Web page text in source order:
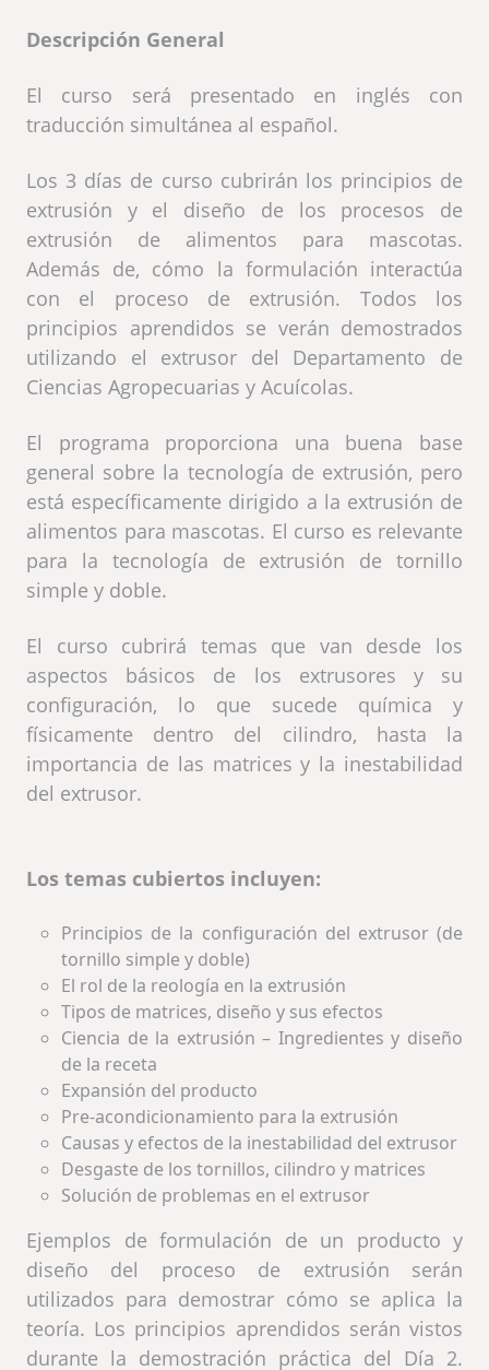
Descripción General
El curso será presentado en inglés con
traducción simultánea al español.
Los 3 días de curso cubrirán los principios de
extrusión y el diseño de los procesos de
extrusión de alimentos para mascotas.
Además de, cómo la formulación interactúa
con el proceso de extrusión. Todos los
principios aprendidos se verán demostrados
utilizando el extrusor del Departamento de
Ciencias Agropecuarias y Acuícolas.
El programa proporciona una buena base
general sobre la tecnología de extrusión, pero
está específicamente dirigido a la extrusión de
alimentos para mascotas. El curso es relevante
para la tecnología de extrusión de tornillo
simple y doble.
El curso cubrirá temas que van desde los
aspectos básicos de los extrusores y su
configuración, lo que sucede química y
físicamente dentro del cilindro, hasta la
importancia de las matrices y la inestabilidad
del extrusor.
Los temas cubiertos incluyen:
Principios de la configuración del extrusor (de
tornillo simple y doble)
El rol de la reología en la extrusión
Tipos de matrices, diseño y sus efectos
Ciencia de la extrusión – Ingredientes y diseño
de la receta
Expansión del producto
Pre-acondicionamiento para la extrusión
Causas y efectos de la inestabilidad del extrusor
Desgaste de los tornillos, cilindro y matrices
Solución de problemas en el extrusor
Ejemplos de formulación de un producto y
diseño del proceso de extrusión serán
utilizados para demostrar cómo se aplica la
teoría. Los principios aprendidos serán vistos
durante la demostración práctica del Día 2.